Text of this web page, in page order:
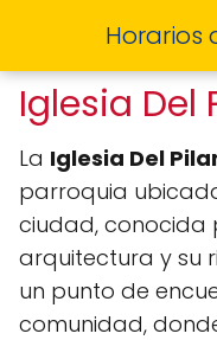
Horarios
Iglesia Del
La Iglesia Del
parroquia
ciudad, conocida
arquitectura y su
un punto de
comunidad,